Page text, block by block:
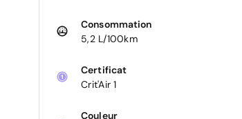
Consommation
5,2 L/100km
Certificat
Crit'Air 1
Couleur